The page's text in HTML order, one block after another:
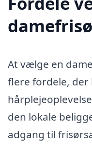
At vælge en
flere fordele,
den lokale
adgang til